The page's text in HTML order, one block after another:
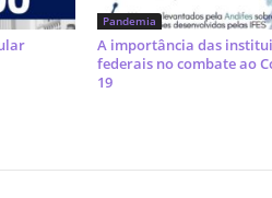
Pandemia
A importância das
federais no combate ao
19